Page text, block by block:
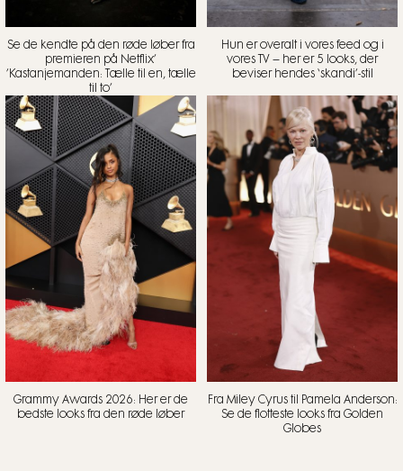
Se de kendte på den røde løber fra
premieren på Netflix’
’Kastanjemanden: Tælle til en, tælle
til to’
Hun er overalt i vores feed og i
vores TV – her er 5 looks, der
beviser hendes ‘skandi’-stil
Grammy Awards 2026: Her er de
bedste looks fra den røde løber
Fra Miley Cyrus til Pamela Anderson:
Se de flotteste looks fra Golden
Globes